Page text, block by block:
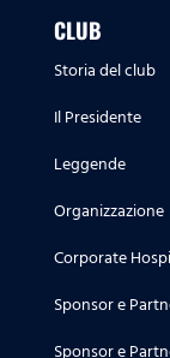
CLUB
Storia del club
Il Presidente
Leggende
Organizzazione
Corporate
Sponsor e
Sponsor e